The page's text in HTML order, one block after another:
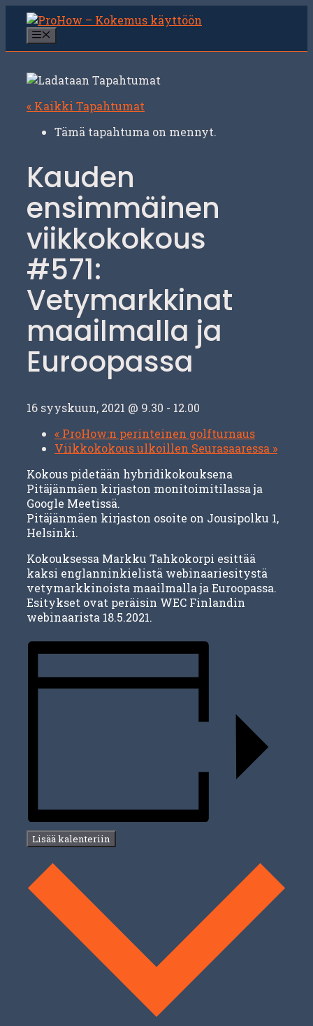
Siirry
sisältöön
« Kaikki Tapahtumat
Tämä tapahtuma on mennyt.
Kauden
ensimmäinen
viikkokokous
#571:
Vetymarkkinat
maailmalla ja
Euroopassa
16 syyskuun, 2021 @ 9.30 - 12.00
« ProHow:n perinteinen golfturnaus
Viikkokokous ulkoillen Seurasaaressa »
Kokous pidetään hybridikokouksena
Pitäjänmäen kirjaston monitoimitilassa ja
Google Meetissä.
Pitäjänmäen kirjaston osoite on Jousipolku 1,
Helsinki.
Kokouksessa Markku Tahkokorpi esittää
kaksi englanninkielistä webinaariesitystä
vetymarkkinoista maailmalla ja Euroopassa.
Esitykset ovat peräisin WEC Finlandin
webinaarista 18.5.2021.
Lisää kalenteriin